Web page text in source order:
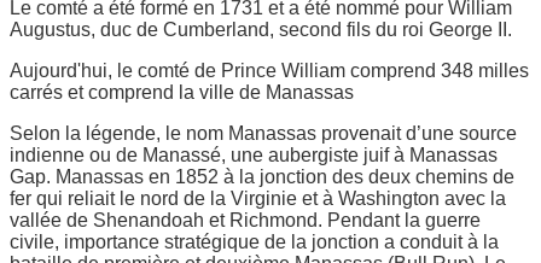
Le comté a été formé en 1731 et a été nommé pour William
Augustus, duc de Cumberland, second fils du roi George II.
Aujourd'hui, le comté de Prince William comprend 348 milles
carrés et comprend la ville de Manassas
Selon la légende, le nom Manassas provenait d’une source
indienne ou de Manassé, une aubergiste juif à Manassas
Gap. Manassas en 1852 à la jonction des deux chemins de
fer qui reliait le nord de la Virginie et à Washington avec la
vallée de Shenandoah et Richmond. Pendant la guerre
civile, importance stratégique de la jonction a conduit à la